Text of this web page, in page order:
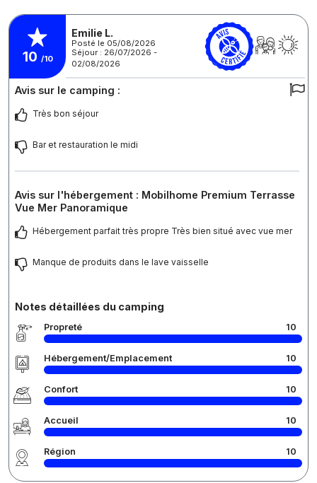
10 /10
Emilie L.
Posté le 05/08/2026
Séjour : 26/07/2026 -
02/08/2026
Avis sur le camping :
Très bon séjour
Bar et restauration le midi
Avis sur l'hébergement : Mobilhome Premium Terrasse
Vue Mer Panoramique
Hébergement parfait très propre Très bien situé avec vue mer
Manque de produits dans le lave vaisselle
Notes détaillées du camping
Propreté 10
Hébergement/Emplacement 10
Confort 10
Accueil 10
Région 10